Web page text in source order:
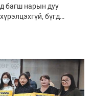
багш нарын дуу
бүгд
шаарддаг, одоо ч
турхирлаа”
нарын тэмцлийг
Ажил хаялтыг орон
гаруй